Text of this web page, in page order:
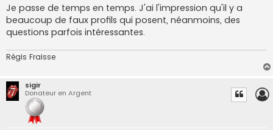
s
s
a
g
e
o
n
Je passe de temps en temps. J'ai l'impression qu'il y a
beaucoup de faux profils qui posent, néanmoins, des
questions parfois intéressantes.
Régis Fraisse
sigir
Donateur en Argent